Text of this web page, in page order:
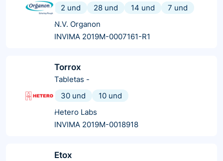
2 und
28 und 14 und
7 und
N.V. Organon
INVIMA 2019M-0007161-R1
Torrox
Tabletas -
30 und
10 und
Hetero Labs
INVIMA 2019M-0018918
Etox